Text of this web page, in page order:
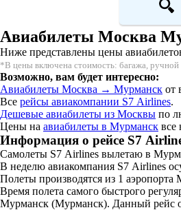
Авиабилеты Москва
Ниже представлены цены
*В цены включена стоимость: багажа,
Возможно, вам будет интересно:
Авиабилеты Москва → Мурманск от
Все рейсы авиакомпании S7 Airlines.
Дешевые авиабилеты из Москвы по
Цены на авиабилеты в Мурманск все
Информация о рейсе S7
Самолеты S7 Airlines вылетаю в
В неделю авиакомпания S7 Airlines
Полеты производятся из 1
Время полета самого быстрого
Мурманск (Мурманск). Данный рейс